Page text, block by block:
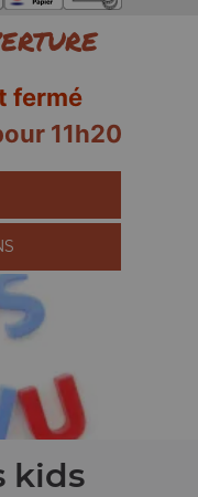
fermé
11h20
kids